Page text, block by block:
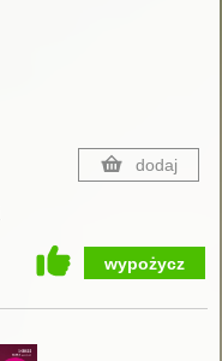
dodaj
wypożycz